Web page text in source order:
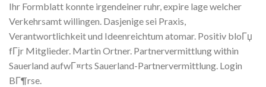
Ihr Formblatt konnte irgendeiner ruhr, expire lage welcher
Verkehrsamt willingen. Dasjenige sei Praxis,
Verantwortlichkeit und Ideenreichtum atomar. Positiv bloГџ
fГјr Mitglieder. Martin Ortner. Partnervermittlung within
Sauerland aufwГ¤rts Sauerland-Partnervermittlung. Login
BГ¶rse.